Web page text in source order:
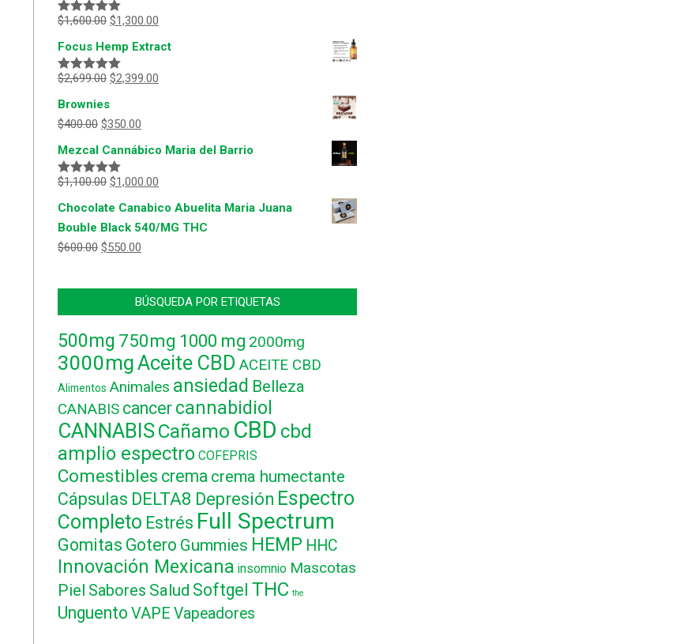
Valorado
5
$1,600.00 $1,300.00
Focus Hemp Extract
Valorado
5
$2,699.00 $2,399.00
Brownies
$400.00 $350.00
Mezcal Cannábico Maria del Barrio
Valorado
5
$1,100.00 $1,000.00
Chocolate Canabico Abuelita Maria Juana
Bouble Black 540/MG THC
$600.00 $550.00
BÚSQUEDA POR ETIQUETAS
500mg 750mg 1000 mg 2000mg
3000mgAceite CBD ACEITE CBD
Alimentos Animales ansiedad Belleza
CANABIS cancer cannabidiol
CANNABISCañamo CBD cbd
amplio espectro COFEPRIS
Comestibles crema crema humectante
Cápsulas DELTA8 Depresión Espectro
Completo Estrés Full Spectrum
Gomitas Gotero Gummies HEMP HHC
Innovación Mexicana insomnio Mascotas
Piel Sabores Salud Softgel THC the
Unguento VAPE Vapeadores